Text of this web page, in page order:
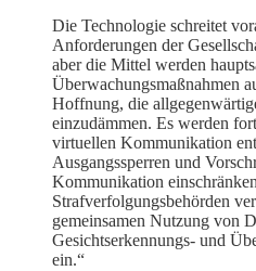
Die Technologie schreitet
Anforderungen der
aber die Mittel werden
Überwachungsmaßnahmen
Hoffnung, die
einzudämmen. Es werden
virtuellen Kommunikation
Ausgangssperren und
Kommunikation
Strafverfolgungsbehörden
gemeinsamen Nutzung von
Gesichtserkennungs- und
ein.“